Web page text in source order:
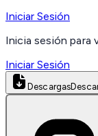
Iniciar Sesión
Inicia sesión para
Iniciar Sesión
Descargas